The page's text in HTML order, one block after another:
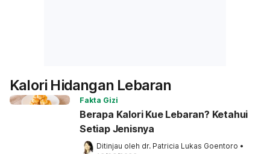
Kalori Hidangan Lebaran
Fakta Gizi
Berapa Kalori Kue Lebaran? Ketahui
Setiap Jenisnya
Ditinjau oleh dr. Patricia Lukas Goentoro •